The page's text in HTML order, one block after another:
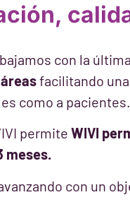
con la
facilitando
como a pacientes.
permite WIVI
meses.
con un